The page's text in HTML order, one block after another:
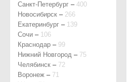
Санкт-Петербург – 400
Новосибирск – 266
Екатеринбург – 139
Сочи – 106
Краснодар – 99
Нижний Новгород – 75
Челябинск – 72
Воронеж – 71